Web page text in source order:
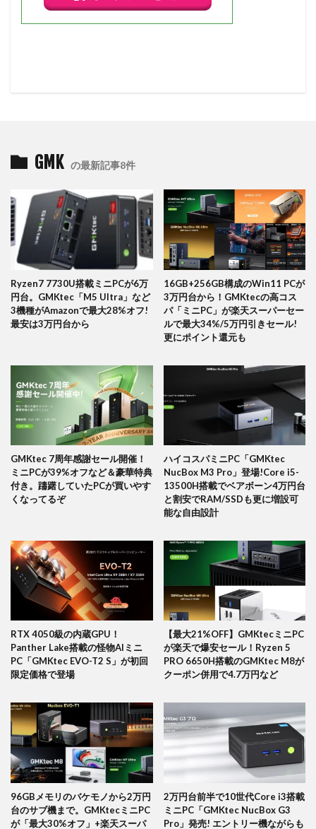
GMK の最新記事8件
Ryzen7 7730U搭載ミニPCが6万
円台。GMKtec「M5 Ultra」など
3機種がAmazonで最大28%オフ!
最安は3万円台から
16GB+256GB構成のWin11 PCが
3万円台から！GMKtecの高コス
パ「ミニPC」が楽天スーパーセー
ルで最大34%/5万円引きセール!
更にポイント還元も
GMKtec 7周年感謝セール開催！
ミニPCが39%オフなど＆豪華特典
付き。躊躇していたPCが買いやす
くなってるぞ
ハイコスパミニPC「GMKtec
NucBox M3 Pro」登場!Core i5-
13500H搭載でベアボーン4万円台
と割安でRAM/SSDも更に増設可
能な自由設計
RTX 4050級の内蔵GPU！
Panther Lake搭載の怪物AIミニ
PC「GMKtec EVO-T2 S」が初回
限定価格で登場
【最大21%OFF】GMKtecミニPC
が楽天で爆安セール！Ryzen 5
PRO 6650H搭載のGMKtec M8が
クーポン併用で4.7万円など
96GBメモリのバケモノから2万円
台のサブ機まで。GMKtecミニPC
が「最大30%オフ」+楽天スーパ
2万円台前半で10世代Core i3搭載
ミニPC「GMKtec NucBox G3
Pro」発売! エントリー機ながらも